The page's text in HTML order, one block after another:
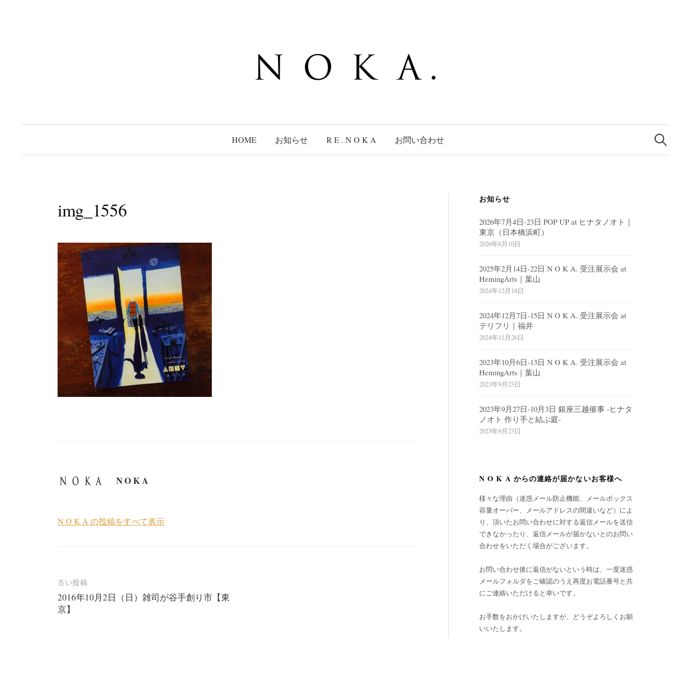
ッ
HOME お知らせ R E . N O K A お問い合わせ
検
索:
img_1556
N O K A
N O K A の投稿をすべて表示
投
稿
ナ
古い投稿
2016年10月2日（日）雑司が谷手創り市【東
京】
お知らせ
2026年7月4日-23日 POP UP at ヒナタノオト｜
東京（日本橋浜町）
2026年6月10日
2025年2月14日-22日 N O K A. 受注展示会 at
HemingArts｜葉山
2024年12月18日
2024年12月7日-15日 N O K A. 受注展示会 at
テリフリ｜福井
2024年11月26日
2023年10月6日-13日 N O K A. 受注展示会 at
HemingArts｜葉山
2023年9月23日
2023年9月27日-10月3日 銀座三越催事 -ヒナタ
ノオト 作り手と結ぶ庭-
2023年9月23日
N O K A からの連絡が届かないお客様へ
様々な理由（迷惑メール防止機能、メールボックス
容量オーバー、メールアドレスの間違いなど）によ
り、頂いたお問い合わせに対する返信メールを送信
できなかったり、返信メールが届かないとのお問い
合わせをいただく場合がございます。
お問い合わせ後に返信がないという時は、一度迷惑
メールフォルダをご確認のうえ再度お電話番号と共
にご連絡いただけると幸いです。
お手数をおかけいたしますが、どうぞよろしくお願
いいたします。